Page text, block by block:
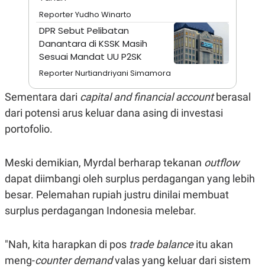
I
N
L
T
R
P
U
I
M
Reporter Yudho Winarto
DPR Sebut Pelibatan
Danantara di KSSK Masih
Sesuai Mandat UU P2SK
Reporter Nurtiandriyani Simamora
Sementara dari capital and financial accountberasal
dari potensi arus keluar dana asing di investasi
portofolio.
Meski demikian, Myrdal berharap tekanan outflow
dapat diimbangi oleh surplus perdagangan yang lebih
besar. Pelemahan rupiah justru dinilai membuat
surplus perdagangan Indonesia melebar.
"Nah, kita harapkan di pos trade balanceitu akan
meng-counter demandvalas yang keluar dari sistem